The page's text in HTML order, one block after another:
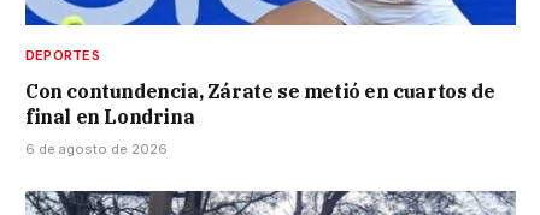
DEPORTES
Con contundencia, Zárate se metió en cuartos de
final en Londrina
6 de agosto de 2026